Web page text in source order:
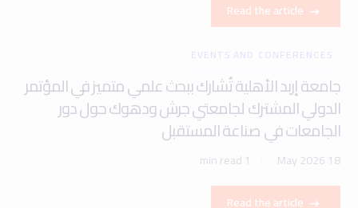
Read the article
EVENTS AND CONFERENCES
جامعة إربد الأهلية تُشارك ببحث علمي متميز في المؤتمر
الدولي المشترك لجامعتي جرش ودهوك حول دور
الجامعات في صناعة المستقبل
18 May 2026
1 min read
Read the article